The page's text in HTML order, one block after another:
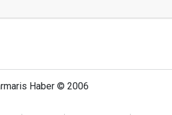
Haber © 2006